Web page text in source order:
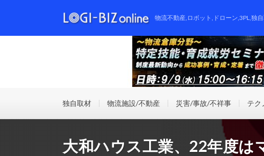
物流不動産,ロボット,ドローン,3PL,独
独自取材 物流施設/不動産 災害/事故/不祥事 テク
大和ハウス工業、22年度は